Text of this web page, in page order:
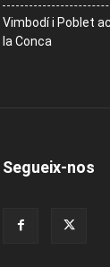
Vimbodí i Poblet
la Conca
Segueix-nos